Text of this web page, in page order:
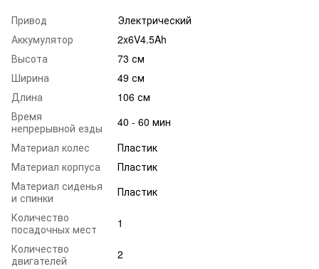
Привод
Электрический
Аккумулятор
2x6V4.5Ah
Высота
73 см
Ширина
49 см
Длина
106 см
Время
непрерывной езды
40 - 60 мин
Материал колес
Пластик
Материал корпуса
Пластик
Материал сиденья
и спинки
Пластик
Количество
посадочных мест
1
Количество
двигателей
2